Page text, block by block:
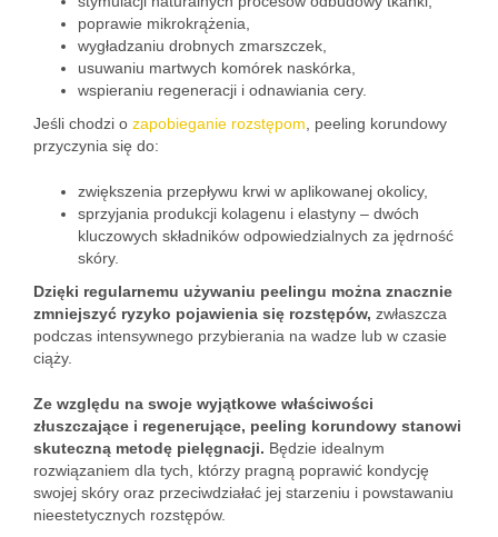
poprawie mikrokrążenia,
wygładzaniu drobnych zmarszczek,
usuwaniu martwych komórek naskórka,
wspieraniu regeneracji i odnawiania cery.
Jeśli chodzi o zapobieganie rozstępom , peeling korundowy
przyczynia się do:
zwiększenia przepływu krwi w aplikowanej okolicy,
sprzyjania produkcji kolagenu i elastyny – dwóch
kluczowych składników odpowiedzialnych za jędrność
skóry.
Dzięki regularnemu używaniu peelingu można znacznie
zmniejszyć ryzyko pojawienia się rozstępów, zwłaszcza
podczas intensywnego przybierania na wadze lub w czasie
ciąży.
Ze względu na swoje wyjątkowe właściwości
złuszczające i regenerujące, peeling korundowy stanowi
skuteczną metodę pielęgnacji. Będzie idealnym
rozwiązaniem dla tych, którzy pragną poprawić kondycję
swojej skóry oraz przeciwdziałać jej starzeniu i powstawaniu
nieestetycznych rozstępów.